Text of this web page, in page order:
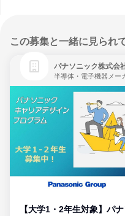
この募集と一緒に見られ
パナソニック株式会
半導体・電子機器メー
【大学1・2年生対象】パ